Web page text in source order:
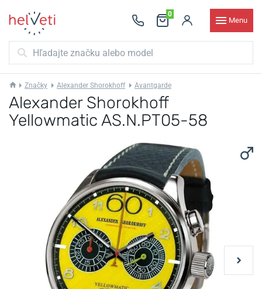
0
Menu
Značky Alexander Shorokhoff Avantgarde
Alexander Shorokhoff
Yellowmatic AS.N.PT05-58